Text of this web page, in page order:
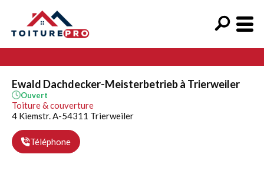
Ewald Dachdecker-Meisterbetrieb à Trierweiler
Ouvert
Toiture & couverture
4 Kiemstr. A-54311 Trierweiler
Téléphone